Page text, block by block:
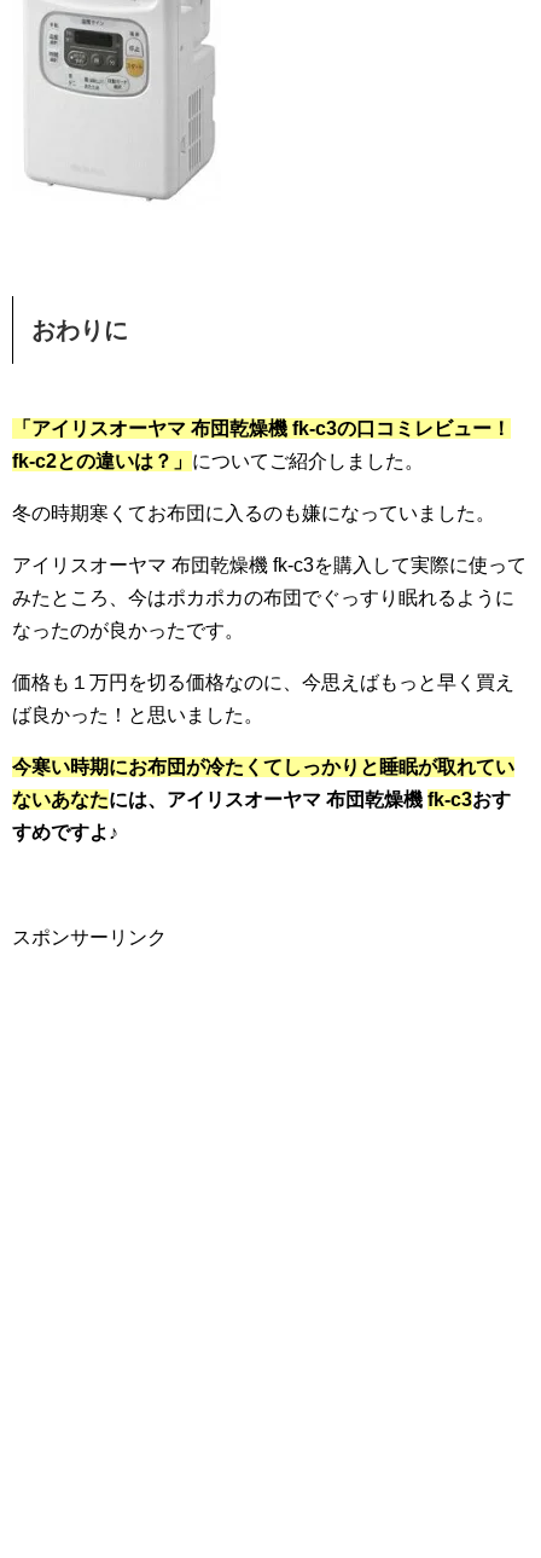
おわりに
「アイリスオーヤマ 布団乾燥機 fk-c3の口コミレビュー！
fk-c2との違いは？」 についてご紹介しました。
冬の時期寒くてお布団に入るのも嫌になっていました。
アイリスオーヤマ 布団乾燥機 fk-c3を購入して実際に使って
みたところ、今はポカポカの布団でぐっすり眠れるように
なったのが良かったです。
価格も１万円を切る価格なのに、今思えばもっと早く買え
ば良かった！と思いました。
今寒い時期にお布団が冷たくてしっかりと睡眠が取れてい
ないあなたには、アイリスオーヤマ 布団乾燥機 fk-c3おす
すめですよ♪
スポンサーリンク